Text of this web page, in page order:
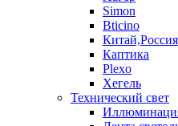
Simon
Bticino
Китай,Россия
Каптика
Plexo
Хегель
Технический свет